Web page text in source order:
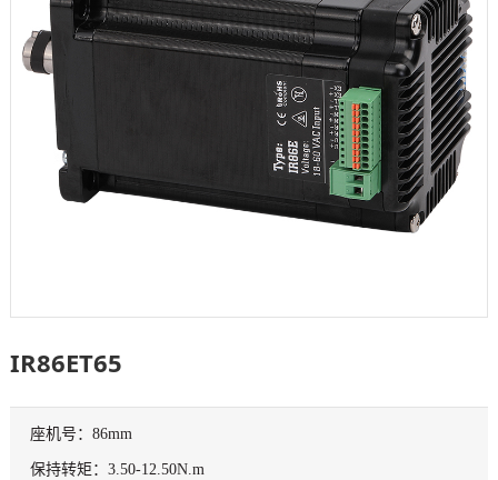
IR86ET65
座机号：86mm
保持转矩：3.50-12.50N.m